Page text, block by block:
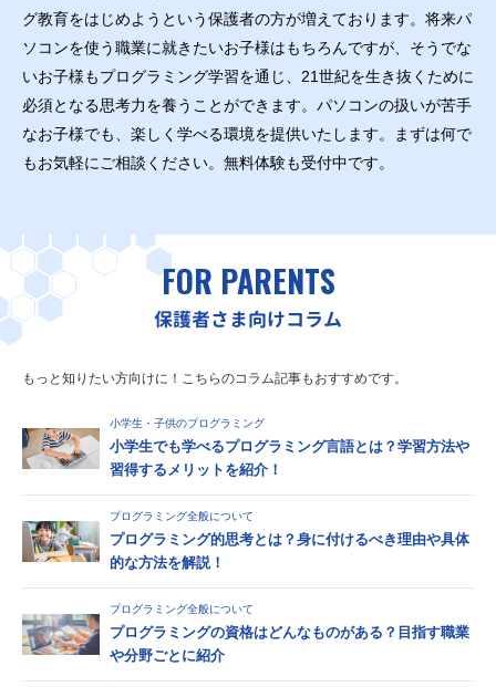
グ教育をはじめようという保護者の方が増えております。将来パ
ソコンを使う職業に就きたいお子様はもちろんですが、そうでな
いお子様もプログラミング学習を通じ、21世紀を生き抜くために
必須となる思考力を養うことができます。パソコンの扱いが苦手
なお子様でも、楽しく学べる環境を提供いたします。まずは何で
もお気軽にご相談ください。無料体験も受付中です。
FOR PARENTS
保護者さま向けコラム
もっと知りたい方向けに！こちらのコラム記事もおすすめです。
小学生・子供のプログラミング
小学生でも学べるプログラミング言語とは？学習方法や
習得するメリットを紹介！
プログラミング全般について
プログラミング的思考とは？身に付けるべき理由や具体
的な方法を解説！
プログラミング全般について
プログラミングの資格はどんなものがある？目指す職業
や分野ごとに紹介